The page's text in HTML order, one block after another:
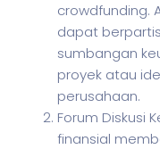
crowdfunding.
dapat
sumbangan
proyek atau
perusahaan.
Forum Diskusi
finansial